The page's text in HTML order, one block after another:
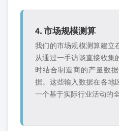
4. 市场规模测算
我们的市场规模测算建立
从通过一手访谈直接收集
时结合制造商的产量数
据。这些输入数据在各地
一个基于实际行业活动的